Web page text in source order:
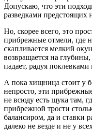
Допускаю, что эти
разведками предстоящих
Но, скорее всего, это
прибрежные отмели, где
скапливается мелкий
возвращается на глубины,
падает, радуя поклевками
А пока хищница стоит у
непросто, эти
не всюду есть щука там,
прибрежной трости
балансиром, да и ставки
далеко не везде и не у